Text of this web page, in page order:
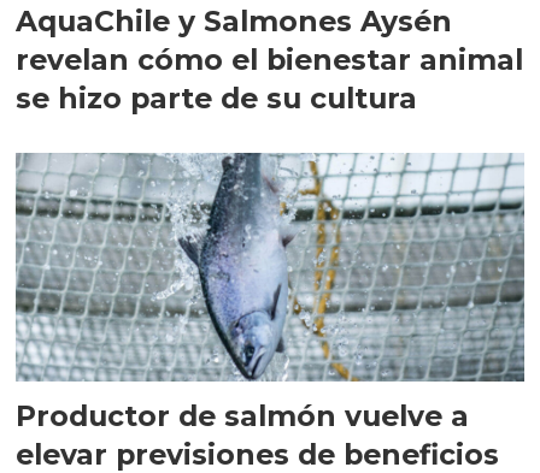
AquaChile y Salmones Aysén
revelan cómo el bienestar animal
se hizo parte de su cultura
Productor de salmón vuelve a
elevar previsiones de beneficios